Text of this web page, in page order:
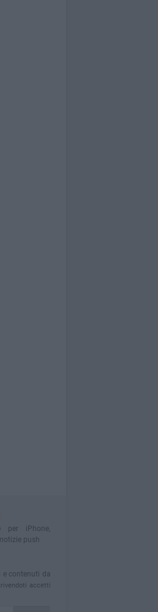
per iPhone,
push
e contenuti da
accetti